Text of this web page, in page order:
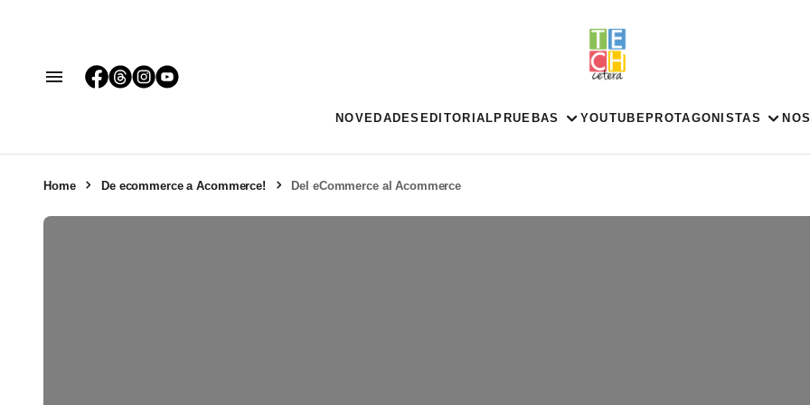
NOVEDADES EDITORIAL PRUEBAS YOUTUBE PROTAGONISTAS
Home De ecommerce a Acommerce! Del eCommerce al Acommerce